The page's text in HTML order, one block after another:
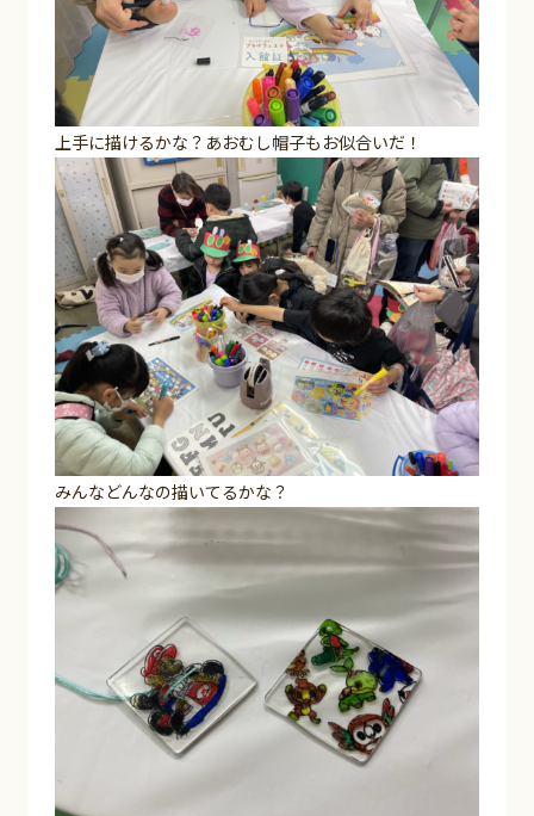
上手に描けるかな？あおむし帽子もお似合いだ！
みんなどんなの描いてるかな？